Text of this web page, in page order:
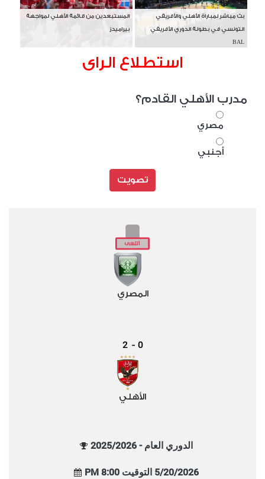
بث مباشر لمباراة الأهلي والأفريقي
التونسي في بطولة الدوري الأفريقي
BAL
المستبعدين من قائمة الأهلي لمواجهة
بيراميدز
استطلاع الراى
مدرب الأهلي القادم؟
مصري
أجنبي
تصويت
المصري
0
-
2
الأهلي
الدوري العام - 2025/2026
5/20/2026 التوقيت 8:00 PM